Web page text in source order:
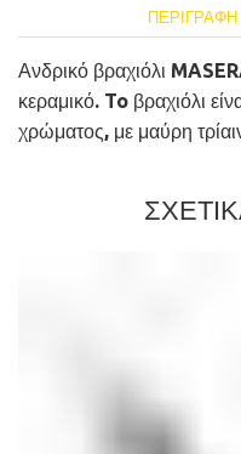
ΠΕΡΙΓΡΑΦΉ
Ανδρικό βραχιόλι
κεραμικό. To βραχιόλι
χρώματος, με μαύρη